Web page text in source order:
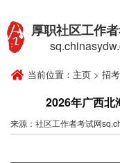
厚职社区工作
当前位置： 主页 > 招
2026年广西北
来源：社区工作者考试网